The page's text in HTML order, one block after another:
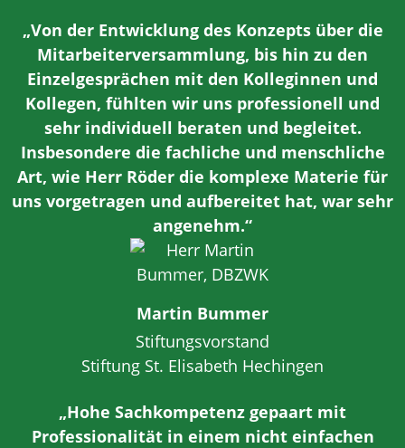
„Von der Entwicklung des Konzepts über die
Mitarbeiterversammlung, bis hin zu den
Einzelgesprächen mit den Kolleginnen und
Kollegen, fühlten wir uns professionell und
sehr individuell beraten und begleitet.
Insbesondere die fachliche und menschliche
Art, wie Herr Röder die komplexe Materie für
uns vorgetragen und aufbereitet hat, war sehr
angenehm.“
Martin Bummer
Stiftungsvorstand
Stiftung St. Elisabeth Hechingen
„Hohe Sachkompetenz gepaart mit
Professionalität in einem nicht einfachen